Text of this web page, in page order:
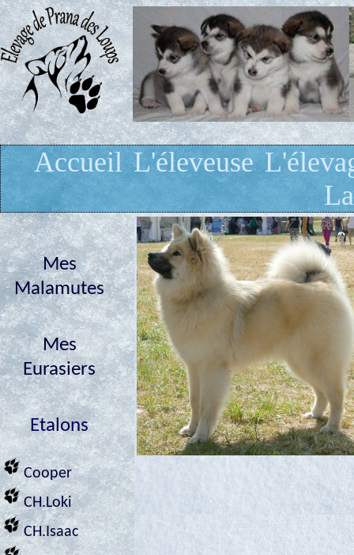
Accueil L'éleveuse
Mes
Malamutes
Mes
Eurasiers
Etalons
Cooper
CH.Loki
CH.Isaac